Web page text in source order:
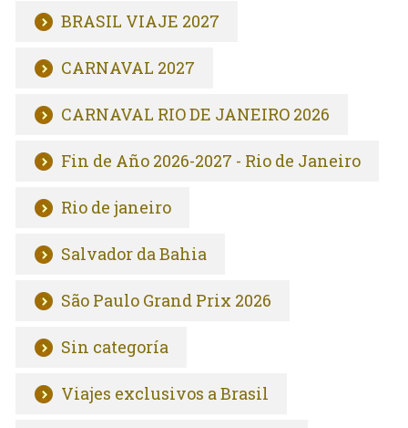
BRASIL VIAJE 2027
CARNAVAL 2027
CARNAVAL RIO DE JANEIRO 2026
Fin de Año 2026-2027 - Rio de Janeiro
Rio de janeiro
Salvador da Bahia
São Paulo Grand Prix 2026
Sin categoría
Viajes exclusivos a Brasil